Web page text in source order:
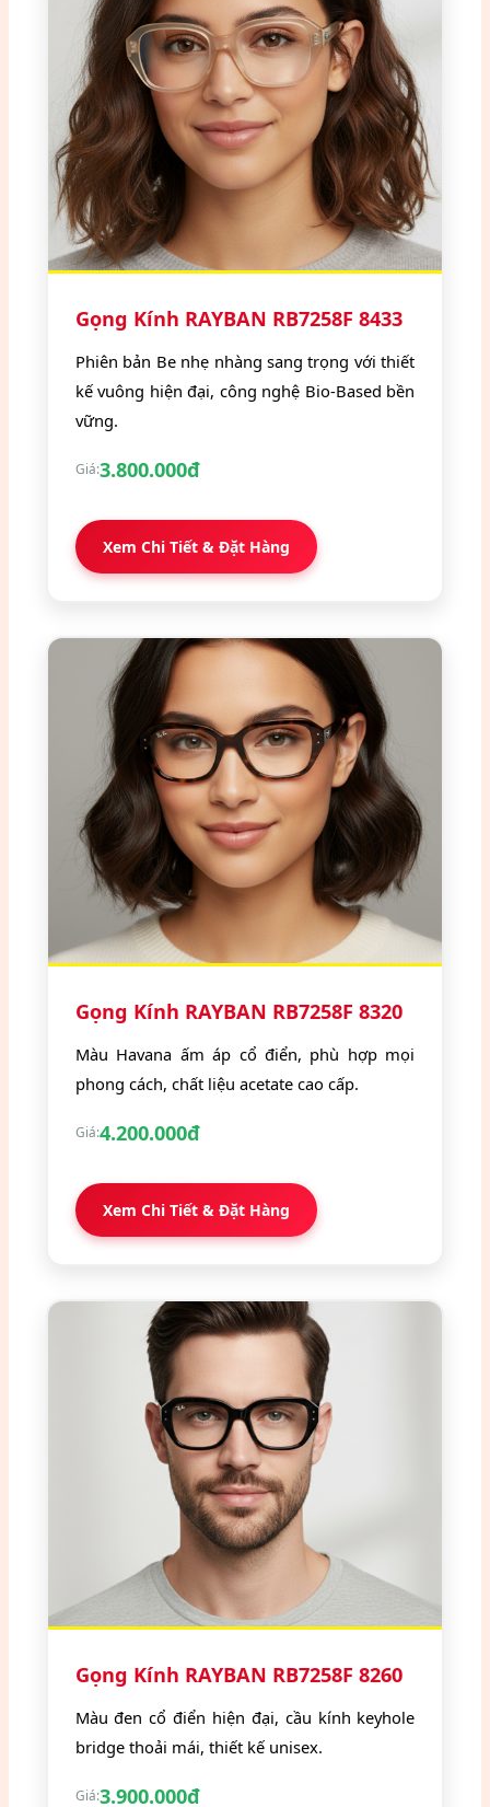
Gọng Kính RAYBAN RB7258F 8433
Phiên bản Be nhẹ nhàng sang trọng với thiết
kế vuông hiện đại, công nghệ Bio-Based bền
vững.
Giá:3.800.000đ
Xem Chi Tiết & Đặt Hàng
Gọng Kính RAYBAN RB7258F 8320
Màu Havana ấm áp cổ điển, phù hợp mọi
phong cách, chất liệu acetate cao cấp.
Giá:4.200.000đ
Xem Chi Tiết & Đặt Hàng
Gọng Kính RAYBAN RB7258F 8260
Màu đen cổ điển hiện đại, cầu kính keyhole
bridge thoải mái, thiết kế unisex.
Giá:3.900.000đ